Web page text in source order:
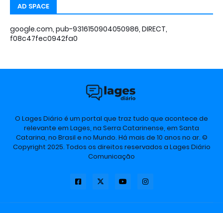
AD SPACE
google.com, pub-9316150904050986, DIRECT,
f08c47fec0942fa0
O Lages Diário é um portal que traz tudo que acontece de
relevante em Lages, na Serra Catarinense, em Santa
Catarina, no Brasil e no Mundo. Há mais de 10 anos no ar. ©
Copyright 2025. Todos os direitos reservados a Lages Diário
Comunicação